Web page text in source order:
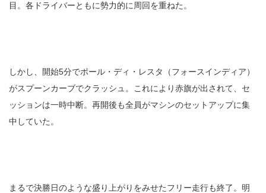
目。各ドライバーともに勢力的に周回を重ねた。
しかし、開始5分でポール・ディ・レスタ（フォースインディア）
がスプーンカーブでクラッシュ。これにより赤旗が出されて、セ
ッションは一時中断。再開後も全員がマシンのセットアップに集
中していた。
まるで決勝日のような盛り上がりをみせたフリー走行も終了。明